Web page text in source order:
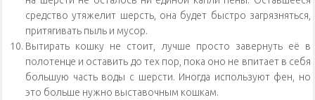
средство утяжелит шерсть, она будет быстро загрязняться,
притягивать пыль и мусор.
Вытирать кошку не стоит, лучше просто завернуть её в
полотенце и оставить до тех пор, пока оно не впитает в себя
большую часть воды с шерсти. Иногда используют фен, но
это больше нужно выставочным кошкам.